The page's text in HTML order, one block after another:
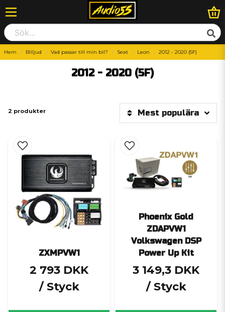
Hem Billjud Vad passar till min bil? Seat Leon 2012 - 2020 (5F)
2012 - 2020 (5F)
2 produkter Mest populära
ZXMPVW1
2 793 DKK
/ Styck
Phoenix Gold
ZDAPVW1
Volkswagen DSP
Power Up Kit
3 149,3 DKK
/ Styck